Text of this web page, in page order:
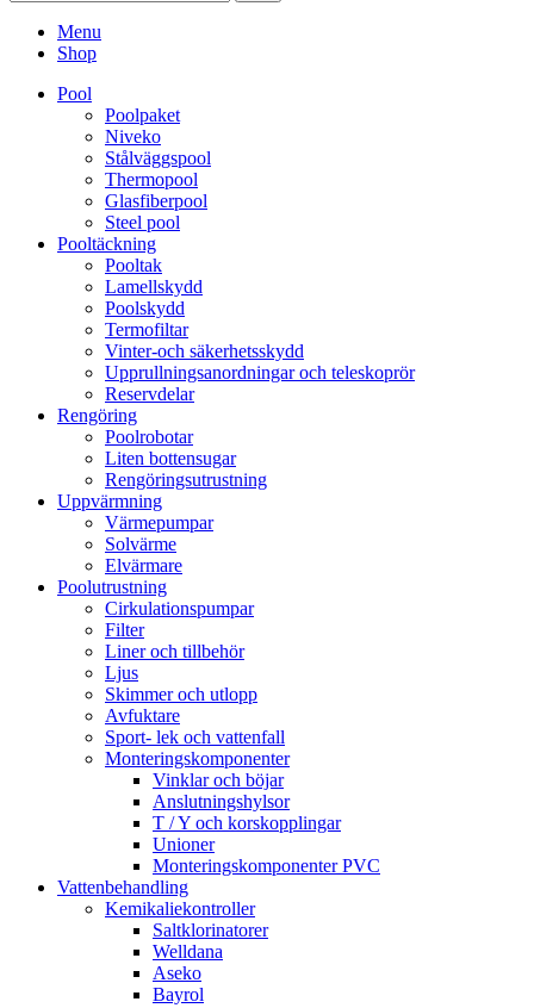
Menu
Shop
Pool
Poolpaket
Niveko
Stålväggspool
Thermopool
Glasfiberpool
Steel pool
Pooltäckning
Pooltak
Lamellskydd
Poolskydd
Termofiltar
Vinter-och säkerhetsskydd
Upprullningsanordningar och teleskoprör
Reservdelar
Rengöring
Poolrobotar
Liten bottensugar
Rengöringsutrustning
Uppvärmning
Värmepumpar
Solvärme
Elvärmare
Poolutrustning
Cirkulationspumpar
Filter
Liner och tillbehör
Ljus
Skimmer och utlopp
Avfuktare
Sport- lek och vattenfall
Monteringskomponenter
Vinklar och böjar
Anslutningshylsor
T / Y och korskopplingar
Unioner
Monteringskomponenter PVC
Vattenbehandling
Kemikaliekontroller
Saltklorinatorer
Welldana
Aseko
Bayrol